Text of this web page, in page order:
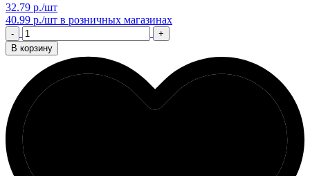
32.79 р./шт
40.99 р./шт в розничных магазинах
-
+
В корзину